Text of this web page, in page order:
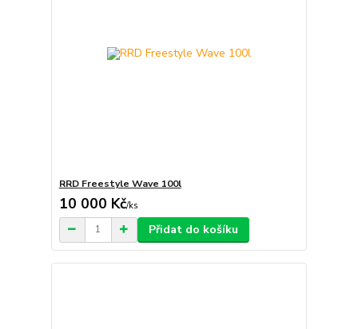
RRD Freestyle Wave 100l
10 000 Kč/ks
Přidat do košíku